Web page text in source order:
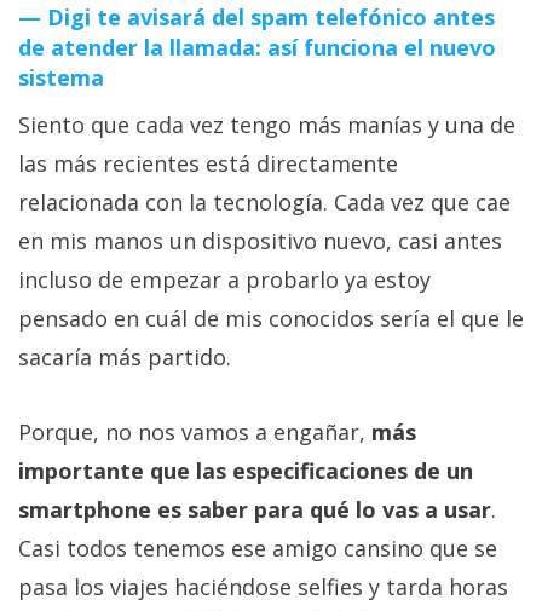
Digi te avisará del spam telefónico antes
de atender la llamada: así funciona el nuevo
sistema
Siento que cada vez tengo más manías y una de
las más recientes está directamente
relacionada con la tecnología. Cada vez que cae
en mis manos un dispositivo nuevo, casi antes
incluso de empezar a probarlo ya estoy
pensado en cuál de mis conocidos sería el que le
sacaría más partido.
Porque, no nos vamos a engañar, más
importante que las especificaciones de un
smartphone es saber para qué lo vas a usar.
Casi todos tenemos ese amigo cansino que se
pasa los viajes haciéndose selfies y tarda horas